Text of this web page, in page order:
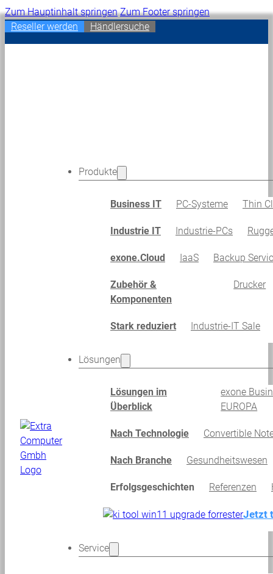
Zum Hauptinhalt springen Zum Footer springen
Reseller werden
Händlersuche
Produkte
Business IT PC-Systeme Thin
Industrie IT Industrie-PCs
exone.Cloud IaaS Backup
Zubehör &
Komponenten
Drucker
Stark reduziert Industrie-IT Sale
Lösungen
Lösungen im
Überblick
exone
EUROPA
Nach Technologie Convertible
Nach Branche Gesundheitswesen
Erfolgsgeschichten Referenzen
Jetzt
Service